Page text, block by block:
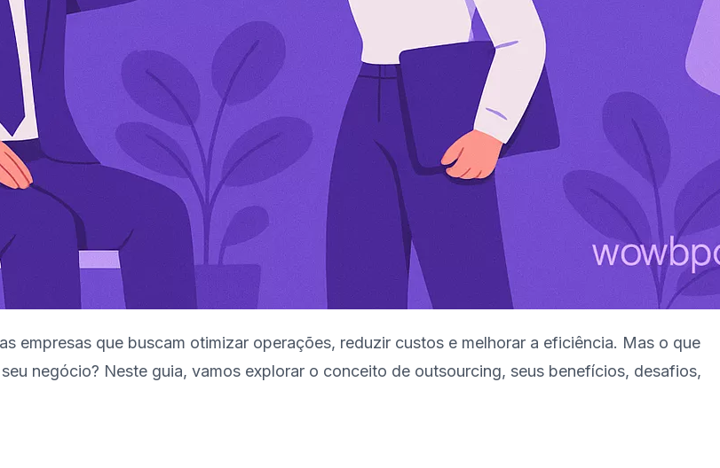
empresas que buscam otimizar operações, reduzir custos e melhorar a eficiência. Mas o que
negócio? Neste guia, vamos explorar o conceito de outsourcing, seus benefícios, desafios,